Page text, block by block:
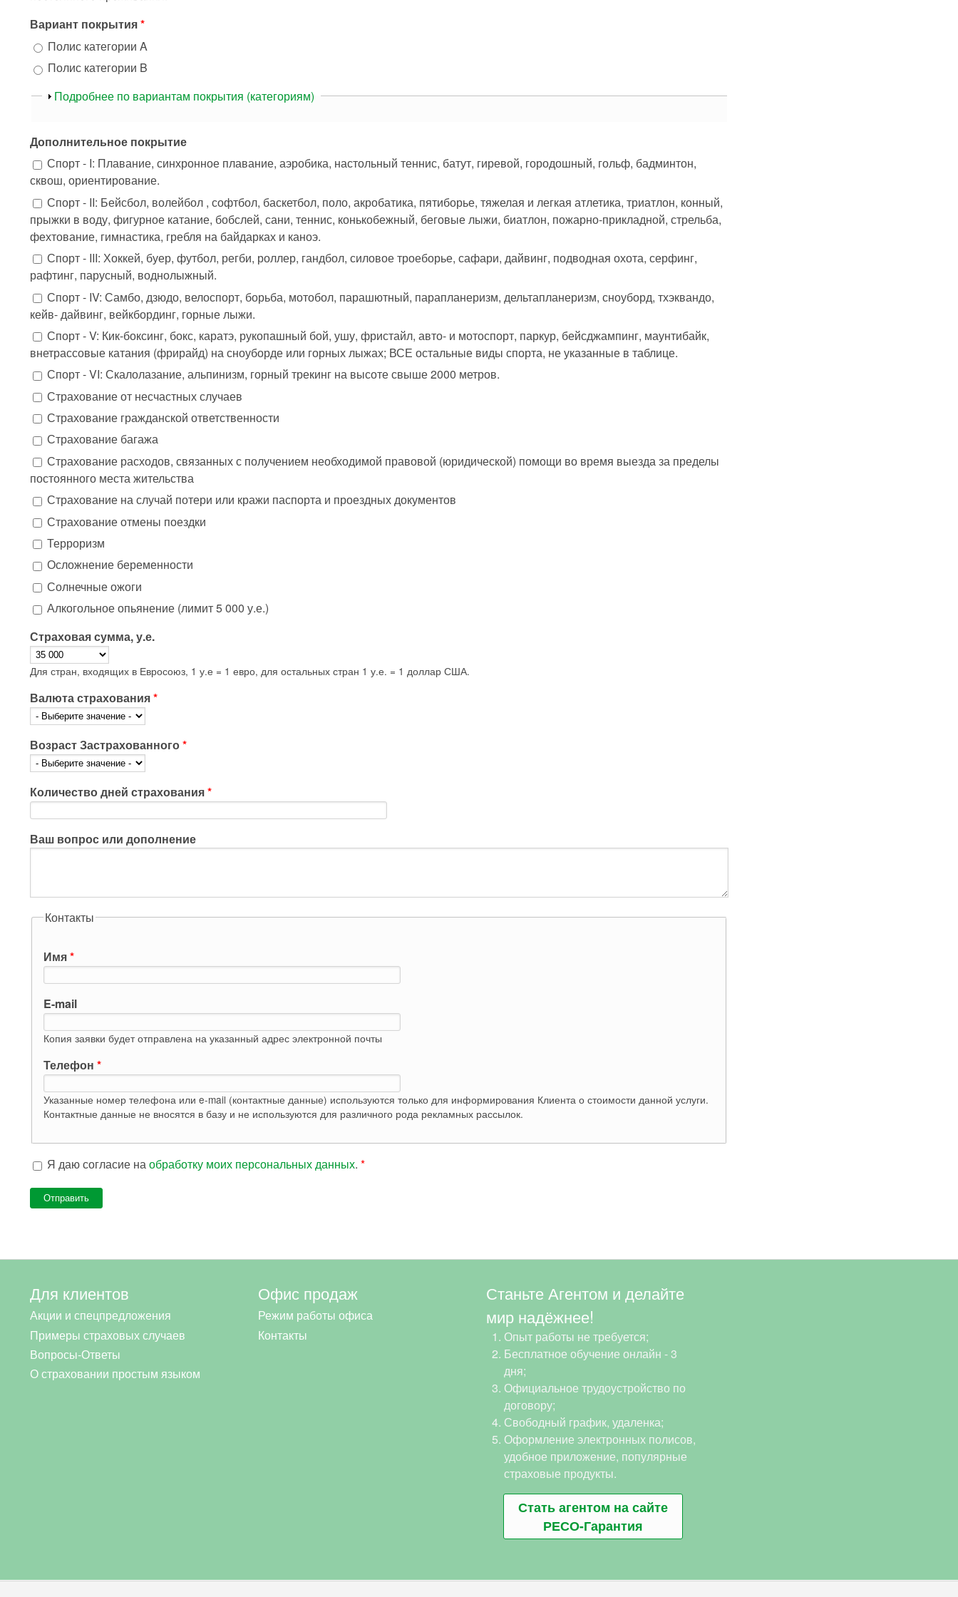
Вариант покрытия*
Полис категории A
Полис категории B
Показать
Подробнее по вариантам покрытия (категориям)
Дополнительное покрытие
Спорт - I: Плавание, синхронное плавание, аэробика, настольный теннис, батут, гиревой, городошный, гольф, бадминтон,
сквош, ориентирование.
Спорт - II: Бейсбол, волейбол , софтбол, баскетбол, поло, акробатика, пятиборье, тяжелая и легкая атлетика, триатлон, конный,
прыжки в воду, фигурное катание, бобслей, сани, теннис, конькобежный, беговые лыжи, биатлон, пожарно-прикладной, стрельба,
фехтование, гимнастика, гребля на байдарках и каноэ.
Спорт - III: Хоккей, буер, футбол, регби, роллер, гандбол, силовое троеборье, сафари, дайвинг, подводная охота, серфинг,
рафтинг, парусный, воднолыжный.
Спорт - IV: Самбо, дзюдо, велоспорт, борьба, мотобол, парашютный, парапланеризм, дельтапланеризм, сноуборд, тхэквандо,
кейв- дайвинг, вейкбординг, горные лыжи.
Спорт - V: Кик-боксинг, бокс, каратэ, рукопашный бой, ушу, фристайл, авто- и мотоспорт, паркур, бейсджампинг, маунтибайк,
внетрассовые катания (фрирайд) на сноуборде или горных лыжах; ВСЕ остальные виды спорта, не указанные в таблице.
Спорт - VI: Скалолазание, альпинизм, горный трекинг на высоте свыше 2000 метров.
Страхование от несчастных случаев
Страхование гражданской ответственности
Страхование багажа
Страхование расходов, связанных с получением необходимой правовой (юридической) помощи во время выезда за пределы
постоянного места жительства
Страхование на случай потери или кражи паспорта и проездных документов
Страхование отмены поездки
Терроризм
Осложнение беременности
Солнечные ожоги
Алкогольное опьянение (лимит 5 000 у.е.)
Страховая сумма, у.е.
Для стран, входящих в Евросоюз, 1 у.е = 1 евро, для остальных стран 1 у.е. = 1 доллар США.
Валюта страхования*
Возраст Застрахованного*
Количество дней страхования*
Ваш вопрос или дополнение
Контакты
Имя*
E-mail
Копия заявки будет отправлена на указанный адрес электронной почты
Телефон *
Указанные номер телефона или e-mail (контактные данные) используются только для информирования Клиента о стоимости данной услуги.
Контактные данные не вносятся в базу и не используются для различного рода рекламных рассылок.
Я даю согласие наобработку моих персональных данных. *
Для клиентов
Акции и спецпредложения
Примеры страховых случаев
Вопросы-Ответы
О страховании простым языком
Офис продаж
Режим работы офиса
Контакты
Станьте Агентом и делайте
мир надёжнее!
Опыт работы не требуется;
Бесплатное обучение онлайн - 3
дня;
Официальное трудоустройство по
договору;
Свободный график, удаленка;
Оформление электронных полисов,
удобное приложение, популярные
страховые продукты.
Стать агентом на сайте
РЕСО-Гарантия